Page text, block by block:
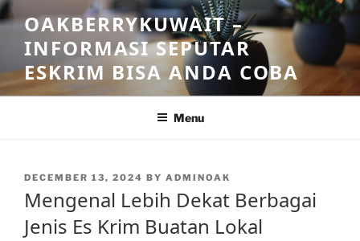
Skip
to
content
OAKBERRYKUWAIT –
INFORMASI SEPUTAR
ESKRIM BISA ANDA COBA
Menu
POSTED
DECEMBER 13, 2024 BY ADMINOAK
Mengenal Lebih Dekat Berbagai
Jenis Es Krim Buatan Lokal